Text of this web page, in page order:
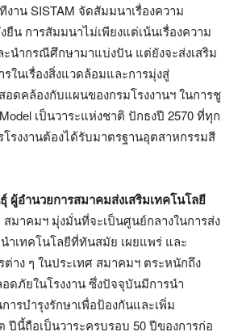
งาน SISTAM จัดสัมมนาเรื่องความ
น การสัมมนาไม่เพียงแต่เน้นเรื่องความ
นำกรณีศึกษามาแบ่งปัน แต่ยังจะส่งเสริม
ในเรื่องสิ่งแวดล้อมและการมุ่งสู่
อดคล้องกับแผนของกรมโรงงานฯ ในการชู
เป็นวาระแห่งชาติ ปักธงปี 2570 ที่ทุก
รงงานต้องได้รับมาตรฐานอุตสาหกรรมสี
ผู้อำนวยการสมาคมส่งเสริมเทคโนโลยี
สมาคมฯ มุ่งมั่นที่จะเป็นศูนย์กลางในการส่ง
ำเทคโนโลยีที่ทันสมัย เผยแพร่ และ
าง ๆ ในประเทศ สมาคมฯ ตระหนักถึง
ดภัยในโรงงาน ซึ่งปัจจุบันมีการนำ
ารบำรุงรักษาเพื่อป้องกันและเพิ่ม
ปีนี้ถือเป็นวาระครบรอบ 50 ปีของการก่อ